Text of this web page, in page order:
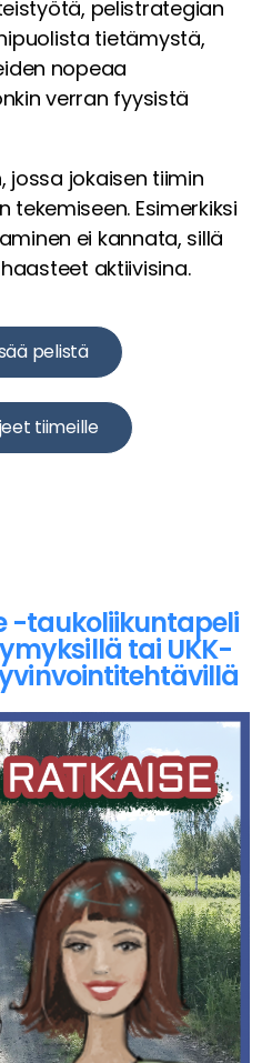
pelistrategian
tietämystä,
nopeaa
verran fyysistä
jossa jokaisen tiimin
Esimerkiksi
ei kannata, sillä
aktiivisina.
pelistä
tiimeille
-taukoliikuntapeli
tai UKK-